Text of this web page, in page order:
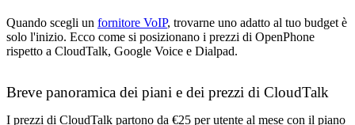
Quando scegli un fornitore VoIP, trovarne uno adatto al tuo budget è
solo l'inizio. Ecco come si posizionano i prezzi di OpenPhone
rispetto a CloudTalk, Google Voice e Dialpad.
Breve panoramica dei piani e dei prezzi di CloudTalk
I prezzi di CloudTalk partono da €25 per utente al mese con il piano